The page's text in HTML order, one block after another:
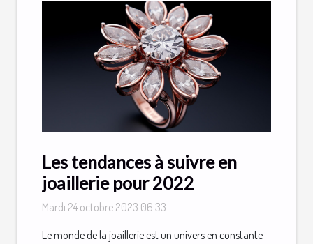
Les tendances à suivre en
joaillerie pour 2022
Mardi 24 octobre 2023 06:33
Le monde de la joaillerie est un univers en constante